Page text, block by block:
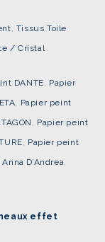
, Tissus Toile
/ Cristal
DANTE, Papier
, Papier peint
, Papier peint
, Papier peint
D’Andrea,
effet